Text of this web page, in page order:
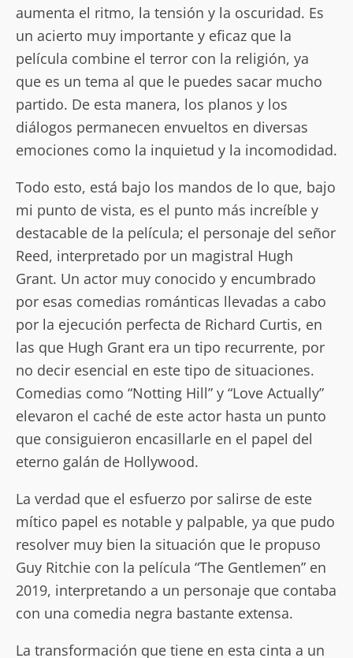
aumenta el ritmo, la tensión y la oscuridad. Es
un acierto muy importante y eficaz que la
película combine el terror con la religión, ya
que es un tema al que le puedes sacar mucho
partido. De esta manera, los planos y los
diálogos permanecen envueltos en diversas
emociones como la inquietud y la incomodidad.
Todo esto, está bajo los mandos de lo que, bajo
mi punto de vista, es el punto más increíble y
destacable de la película; el personaje del señor
Reed, interpretado por un magistral Hugh
Grant. Un actor muy conocido y encumbrado
por esas comedias románticas llevadas a cabo
por la ejecución perfecta de Richard Curtis, en
las que Hugh Grant era un tipo recurrente, por
no decir esencial en este tipo de situaciones.
Comedias como “Notting Hill” y “Love Actually”
elevaron el caché de este actor hasta un punto
que consiguieron encasillarle en el papel del
eterno galán de Hollywood.
La verdad que el esfuerzo por salirse de este
mítico papel es notable y palpable, ya que pudo
resolver muy bien la situación que le propuso
Guy Ritchie con la película “The Gentlemen” en
2019, interpretando a un personaje que contaba
con una comedia negra bastante extensa.
La transformación que tiene en esta cinta a un